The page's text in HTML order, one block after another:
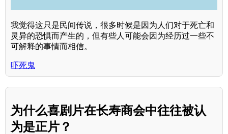
我觉得这只是民间传说，很多时候是因为人们对于死亡和
灵异的恐惧而产生的，但有些人可能会因为经历过一些不
可解释的事情而相信。
吓死鬼
为什么喜剧片在长寿商会中往往被认
为是正片？